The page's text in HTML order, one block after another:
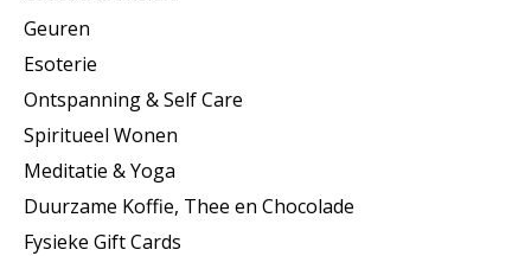
Geuren
Esoterie
Ontspanning & Self Care
Spiritueel Wonen
Meditatie & Yoga
Duurzame Koffie, Thee en Chocolade
Fysieke Gift Cards